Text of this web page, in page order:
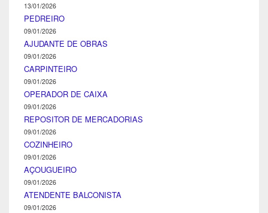
13/01/2026
PEDREIRO
09/01/2026
AJUDANTE DE OBRAS
09/01/2026
CARPINTEIRO
09/01/2026
OPERADOR DE CAIXA
09/01/2026
REPOSITOR DE MERCADORIAS
09/01/2026
COZINHEIRO
09/01/2026
AÇOUGUEIRO
09/01/2026
ATENDENTE BALCONISTA
09/01/2026